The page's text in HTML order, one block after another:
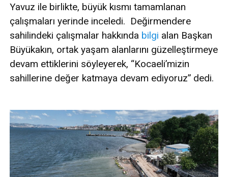
Yavuz ile birlikte, büyük kısmı tamamlanan
çalışmaları yerinde inceledi. Değirmendere
sahilindeki çalışmalar hakkında bilgi alan Başkan
Büyükakın, ortak yaşam alanlarını güzelleştirmeye
devam ettiklerini söyleyerek, “Kocaeli’mizin
sahillerine değer katmaya devam ediyoruz” dedi.